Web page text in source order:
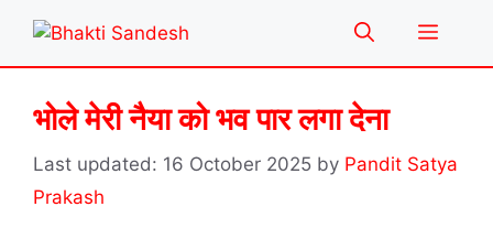
content
Menu
भोले मेरी नैया को भव पार लगा देना
16 October 2025 by Pandit Satya
Prakash